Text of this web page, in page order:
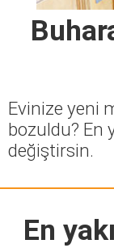
Evinize yeni
bozuldu? En
değiştirsin.
En